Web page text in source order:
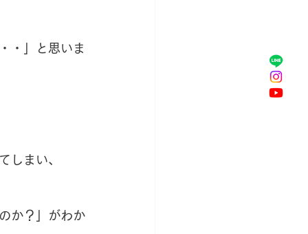
・」と思いま
しまい、
か？」がわか